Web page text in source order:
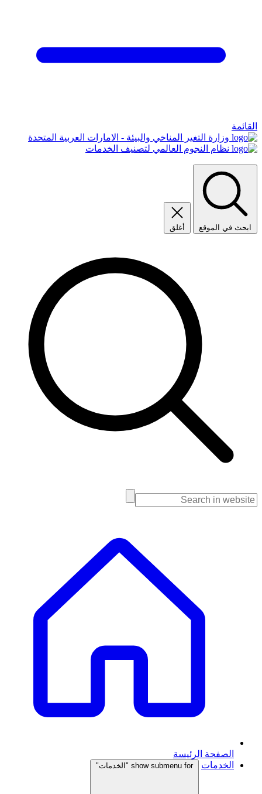
القائمة
وزارة التغير المناخي والبيئة - الامارات العربية المتحدة
نظام النجوم العالمي لتصنيف الخدمات
ابحث في الموقع أغلق
الصفحة الرئيسة
الخدمات
show submenu for "الخدمات"